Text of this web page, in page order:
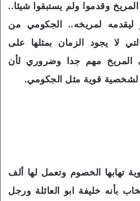
المريخ وقدموا ولم يستبقوا شيئا..
ليقدمه لمريخه.. الجكومي من
لا يجود الزمان بمثلها على
المريخ مهم جدا وضروري لأن
لشخصية قوية مثل الجكومي.
تهابها الخصوم وتعمل لها ألف
بأنه خليفة ابو العائلة ورجل